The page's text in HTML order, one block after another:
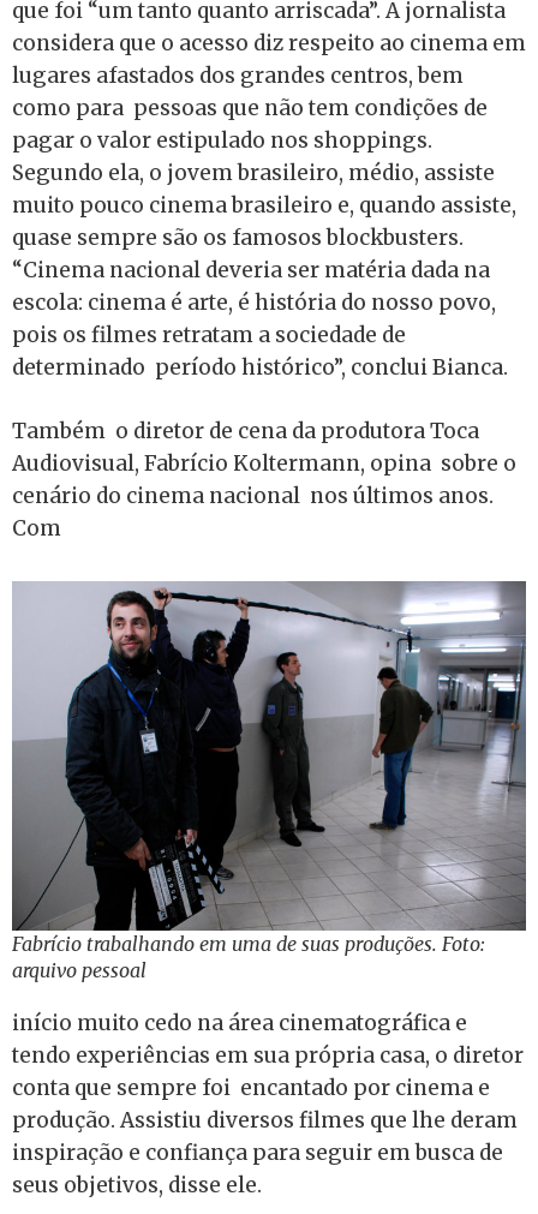
que foi “um tanto quanto arriscada”. A jornalista
considera que o acesso diz respeito ao cinema em
lugares afastados dos grandes centros, bem
como para pessoas que não tem condições de
pagar o valor estipulado nos shoppings.
Segundo ela, o jovem brasileiro, médio, assiste
muito pouco cinema brasileiro e, quando assiste,
quase sempre são os famosos blockbusters.
“Cinema nacional deveria ser matéria dada na
escola: cinema é arte, é história do nosso povo,
pois os filmes retratam a sociedade de
determinado período histórico”, conclui Bianca.
Também o diretor de cena da produtora Toca
Audiovisual, Fabrício Koltermann, opina sobre o
cenário do cinema nacional nos últimos anos.
Com
Fabrício trabalhando em uma de suas produções. Foto:
arquivo pessoal
início muito cedo na área cinematográfica e
tendo experiências em sua própria casa, o diretor
conta que sempre foi encantado por cinema e
produção. Assistiu diversos filmes que lhe deram
inspiração e confiança para seguir em busca de
seus objetivos, disse ele.